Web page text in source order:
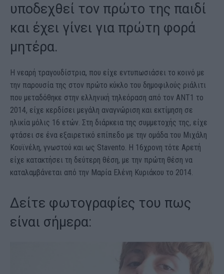
υποδεχθεί τον πρώτο της παιδί
και έχει γίνει για πρώτη φορά
μητέρα.
Η νεαρή τραγουδίστρια, που είχε εντυπωσιάσει το κοινό με
την παρουσία της στον πρώτο κύκλο του δημοφιλούς ριάλιτι
που μεταδόθηκε στην ελληνική τηλεόραση από τον ΑΝΤ1 το
2014, είχε κερδίσει μεγάλη αναγνώριση και εκτίμηση σε
ηλικία μόλις 16 ετών. Στη διάρκεια της συμμετοχής της, είχε
φτάσει σε ένα εξαιρετικό επίπεδο με την ομάδα του Μιχάλη
Κουϊνέλη, γνωστού και ως Stavento. Η 16χρονη τότε Αρετή
είχε κατακτήσει τη δεύτερη θέση, με την πρώτη θέση να
καταλαμβάνεται από την Μαρία Ελένη Κυριάκου το 2014.
Δείτε φωτογραφίες του πως
είναι σήμερα: